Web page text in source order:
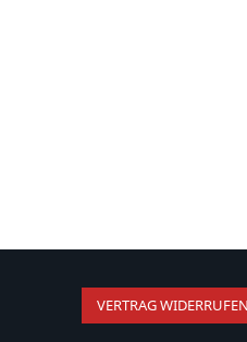
VERTRAG WIDERRUFEN